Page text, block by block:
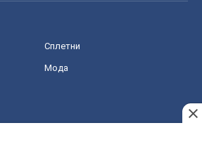
Сплетни
Мода